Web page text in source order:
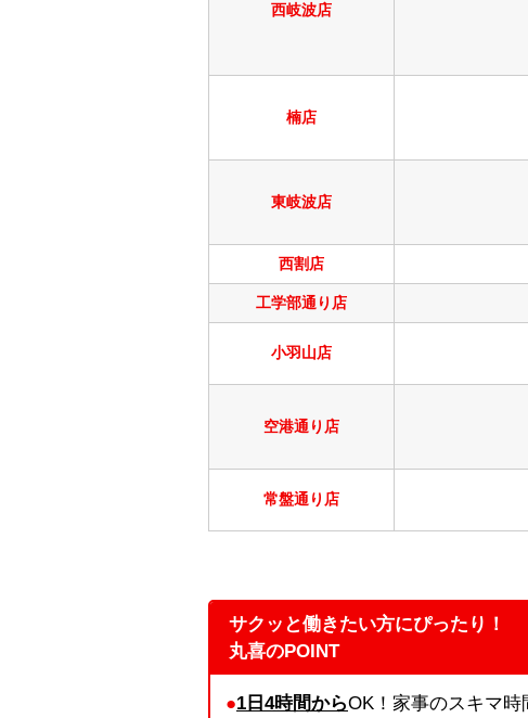
西岐波店
楠店
東岐波店
西割店
工学部通り店
小羽山店
空港通り店
常盤通り店
サクッと働きたい方にぴったり！
丸喜のPOINT
●1日4時間からOK！家事のスキマ時